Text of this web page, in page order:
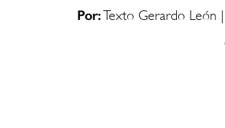
Por:Texto Gerardo León